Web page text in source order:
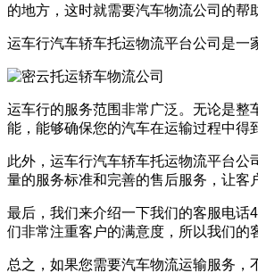
的地方，这时就需要汽车物流公司的帮
运车行汽车轿车托运物流平台公司是一
运车行的服务范围非常广泛。无论是
能，能够确保您的汽车在运输过程中得
此外，运车行汽车轿车托运物流平台
量的服务标准和完善的售后服务，让客
最后，我们来介绍一下我们的客服电
们非常注重客户的满意度，所以我们的
总之，如果您需要汽车物流运输服务，